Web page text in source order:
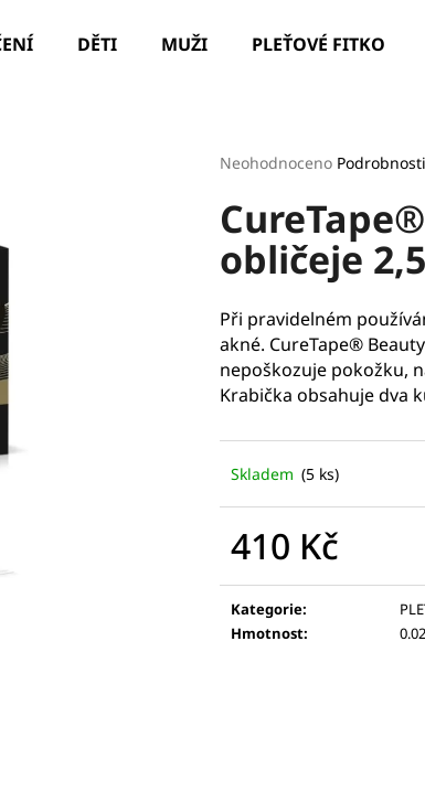
DĚTI MUŽI PLEŤOVÉ FITKO
Průměrné
produktu
je
z
hvězdiček.
Neohodnoceno
obličeje
Při pravidelném
akné. CureTape®
nepoškozuje pokožku,
Krabička obsahuje dva
Skladem (5 ks)
410 Kč
Kategorie:
Hmotnost:
ČISTÍCÍ GEL - MYDLICE LÉKAŘSKÁ
PARIS LEAF
260 Kč